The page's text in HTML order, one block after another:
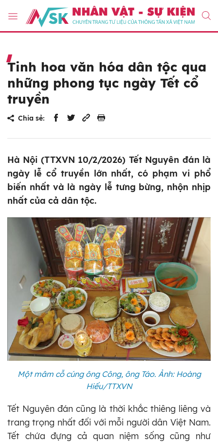
Tinh hoa văn hóa dân tộc qua
những phong tục ngày Tết cổ
truyền
Chia sẻ:
Hà Nội (TTXVN 10/2/2026) Tết Nguyên đán là
ngày lễ cổ truyền lớn nhất, có phạm vi phổ
biến nhất và là ngày lễ tưng bừng, nhộn nhịp
nhất của cả dân tộc.
Một mâm cỗ cúng ông Công, ông Táo. Ảnh: Hoàng
Hiếu/TTXVN
Tết Nguyên đán cũng là thời khắc thiêng liêng và
trang trọng nhất đối với mỗi người dân Việt Nam.
Tết chứa đựng cả quan niệm sống cũng như